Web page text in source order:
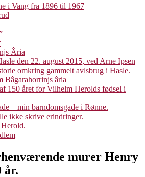
i Vang fra 1896 til 1967
Âria
den 22. august 2015, ved Arne Ipsen
omkring gammelt avlsbrug i Hasle.
Bâgarahorrinjs âria
150 året for Vilhelm Herolds fødsel i
– min barndomsgade i Rønne.
ikke skrive erindringer.
murer Henry
år.